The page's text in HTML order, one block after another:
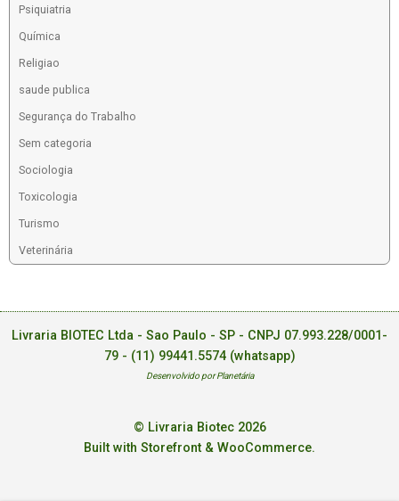
Psiquiatria
Química
Religiao
saude publica
Segurança do Trabalho
Sem categoria
Sociologia
Toxicologia
Turismo
Veterinária
Livraria BIOTEC Ltda - Sao Paulo - SP - CNPJ 07.993.228/0001-
79 - (11) 99441.5574 (whatsapp)
Desenvolvido por Planetária
© Livraria Biotec 2026
Built with Storefront & WooCommerce.